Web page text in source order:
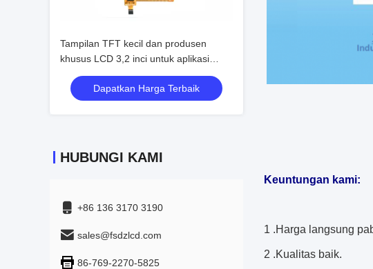
Tampilan TFT kecil dan produsen
khusus LCD 3,2 inci untuk aplikasi
industri
Dapatkan Harga Terbaik
HUBUNGI KAMI
+86 136 3170 3190
sales@fsdzlcd.com
86-769-2270-5825
Keuntungan kami:
1 .Harga langsung
2 .Kualitas baik.